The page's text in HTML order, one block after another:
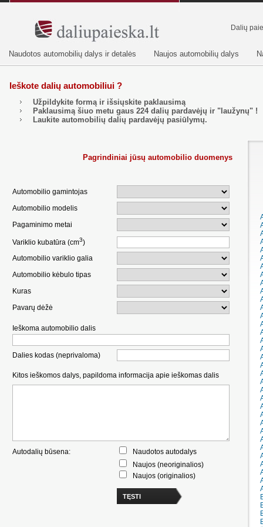
Dalių
Naudotos automobilių dalys ir detalės Naujos automobilių dalys
Ieškote dalių automobiliui ?
Užpildykite formą ir išsiųskite paklausimą
Paklausimą šiuo metu gaus 224dalių pardavėjų ir "laužynų" !
Laukite automobilių dalių pardavėjų pasiūlymų.
Pagrindiniai jūsų automobilio duomenys
Automobilio gamintojas
Automobilio modelis
Pagaminimo metai
Variklio kubatūra (cm3)
Automobilio variklio galia
Automobilio kėbulo tipas
Kuras
Pavarų dėžė
Ieškoma automobilio dalis
Dalies kodas (neprivaloma)
Kitos ieškomos dalys, papildoma informacija apie ieškomas dalis
Autodalių būsena:
Naudotos autodalys
Naujos (neoriginalios)
Naujos (originalios)
TĘSTI